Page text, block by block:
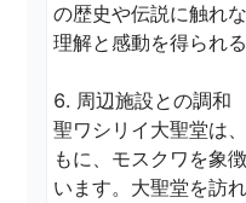
の歴史や伝説に触れ
理解と感動を得られる
6. 周辺施設との調和
聖ワシリイ大聖堂は
もに、モスクワを象
います。大聖堂を訪